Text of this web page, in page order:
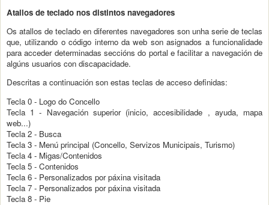
Atallos de teclado nos distintos navegadores
Os atallos de teclado en diferentes navegadores son unha serie de teclas
que, utilizando o código interno da web son asignados a funcionalidade
para acceder determinadas seccións do portal e facilitar a navegación de
algúns usuarios con discapacidade.
Descritas a continuación son estas teclas de acceso definidas:
Tecla 0 - Logo do Concello
Tecla 1 - Navegación superior (inicio, accesibilidade , ayuda, mapa
web...)
Tecla 2 - Busca
Tecla 3 - Menú principal (Concello, Servizos Municipais, Turismo)
Tecla 4 - Migas/Contenidos
Tecla 5 - Contenidos
Tecla 6 - Personalizados por páxina visitada
Tecla 7 - Personalizados por páxina visitada
Tecla 8 - Pie